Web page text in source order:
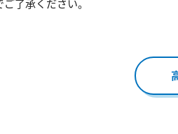
了承ください。